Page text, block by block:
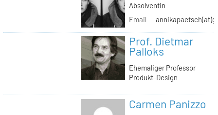
Absolventin
Email
Prof. Dietmar
Palloks
Ehemaliger Professor
Produkt-Design
Carmen Panizzo